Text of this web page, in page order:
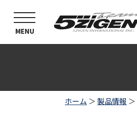
toggle
navigation
MENU
ホーム ＞製品情報 ＞